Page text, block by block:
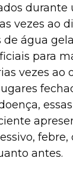
vezes
de água
para
vezes ao
antes.